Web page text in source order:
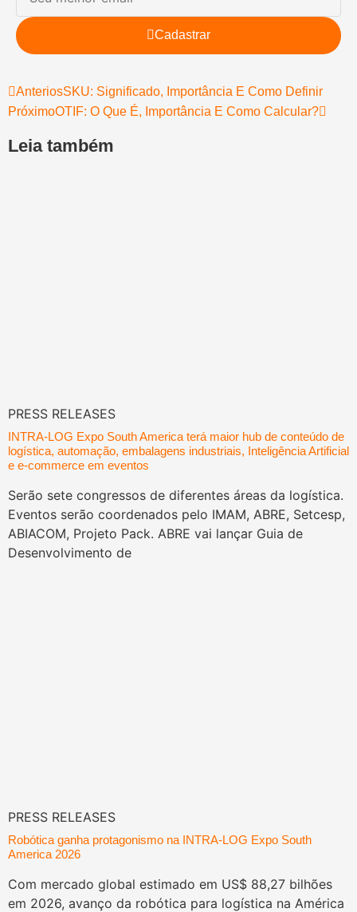
Cadastrar
AnteriosSKU: Significado, Importância E Como Definir
PróximoOTIF: O Que É, Importância E Como Calcular?
Leia também
PRESS RELEASES
INTRA-LOG Expo South America terá maior hub de conteúdo de
logística, automação, embalagens industriais, Inteligência Artificial
e e-commerce em eventos
Serão sete congressos de diferentes áreas da logística.
Eventos serão coordenados pelo IMAM, ABRE, Setcesp,
ABIACOM, Projeto Pack. ABRE vai lançar Guia de
Desenvolvimento de
PRESS RELEASES
Robótica ganha protagonismo na INTRA-LOG Expo South
America 2026
Com mercado global estimado em US$ 88,27 bilhões
em 2026, avanço da robótica para logística na América